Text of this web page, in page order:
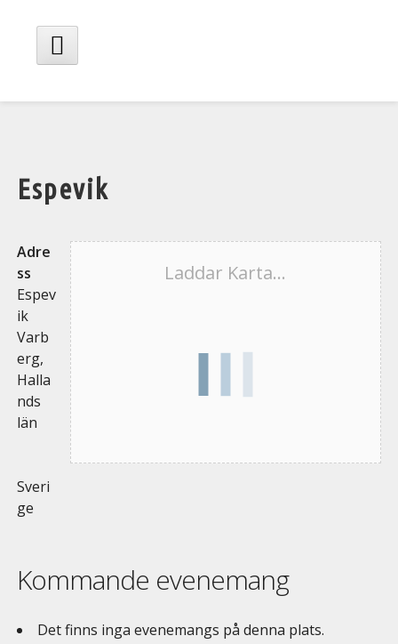
innehåll
Huvudmeny
Espevik
Laddar Karta...
Adre
ss
Espev
ik
Varb
erg,
Halla
nds
län
Sveri
ge
Kommande evenemang
Det finns inga evenemangs på denna plats.